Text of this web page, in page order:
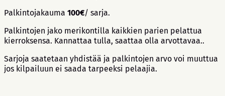
Palkintojakauma 100€/ sarja.
Palkintojen jako merikontilla kaikkien parien pelattua
kierroksensa. Kannattaa tulla, saattaa olla arvottavaa..
Sarjoja saatetaan yhdistää ja palkintojen arvo voi muuttua
jos kilpailuun ei saada tarpeeksi pelaajia.